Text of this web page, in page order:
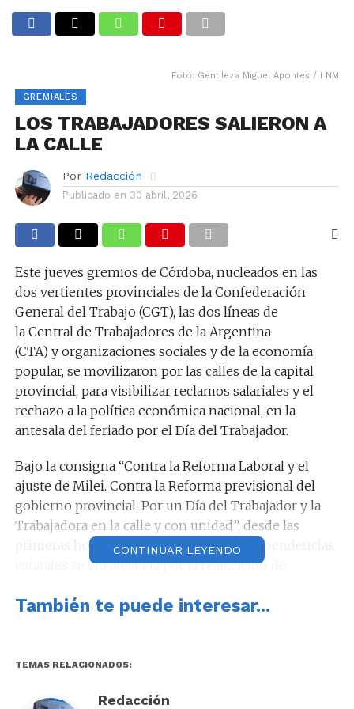
Foto: Gentileza Miguel Apontes / LNM
GREMIALES
LOS TRABAJADORES SALIERON A
LA CALLE
Por Redacción
Publicado en 30 abril, 2026
Este jueves gremios de Córdoba, nucleados en las
dos vertientes provinciales de la Confederación
General del Trabajo (CGT), las dos líneas de
la Central de Trabajadores de la Argentina
(CTA) y organizaciones sociales y de la economía
popular, se movilizaron por las calles de la capital
provincial, para visibilizar reclamos salariales y el
rechazo a la política económica nacional, en la
antesala del feriado por el Día del Trabajador.
Bajo la consigna “Contra la Reforma Laboral y el
ajuste de Milei. Contra la Reforma previsional del
gobierno provincial. Por un Día del Trabajador y la
Trabajadora en la calle y con unidad”, desde las
primeras horas hoy, la atención en las dependencias
estatales se vio afectada por la realización de
6 de Julio y en los Centros de Participación Comunal
Por su parte, los empleados de la administración
que resintió la atención en oficinas de Rentas,
CONTINUAR LEYENDO
También te puede interesar...
TEMAS RELACIONADOS:
Redacción